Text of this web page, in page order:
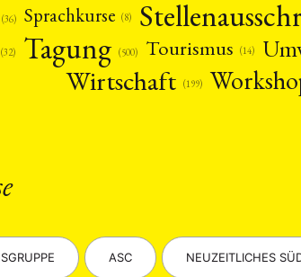
(36) Sprachkurse (8)
(32) Tagung (500) Tourismus (14)
Wirtschaft (199)
ASC NEUZEITLICHES